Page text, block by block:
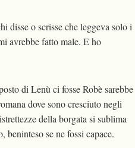
disse o scrisse che leggeva solo i
avrebbe fatto male. E ho
di Lenù ci fosse Robè sarebbe
dove sono cresciuto negli
della borgata si sublima
beninteso se ne fossi capace.